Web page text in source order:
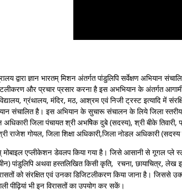
द्वारा ज्ञान भारतम् मिशन अंतर्गत पांडुलिपि सर्वेक्षण अभियान
और प्रचार प्रसार करना है इस अभ‍भियान के अंतर्गत
ग्रंथालय, मंदिर, मठ, आश्रम एवं निजी ट्रस्ट इत्यादि में
संचालित है। इस अभियान के सुचारू संचालन के लिये जिला
जिला पंचायत श्री अभषिेक दुबे (सदस्‍य), श्री बीके तिवारी,
राजेश गोयल, जिला शिक्षा अधिकारी,जिला नोडल अधिकारी
मोबाइल एप्लीकेशन डेवलप किया गया है। जिसे आसानी से गूगल
पांडुलिपि अथवा हस्तलिखित किसी कृति, रचना, छायाचित्र,
को संरक्षित एवं उनका डिजिटलीकरण किया जाना है। जिससे
पीढ़ियां भी इन विरासतों का उपयोग कर सकें।